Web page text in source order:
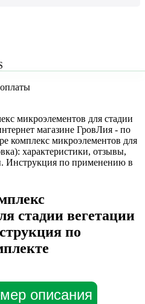
микроэлементов для стадии
магазине ГровЛия - по
комплекс микроэлементов для
характеристики, отзывы,
Инструкция по применению в
стадии вегетации
по
описания